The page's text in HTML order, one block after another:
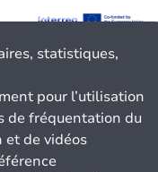
statistiques,
pour l’utilisation
de fréquentation du
et de vidéos